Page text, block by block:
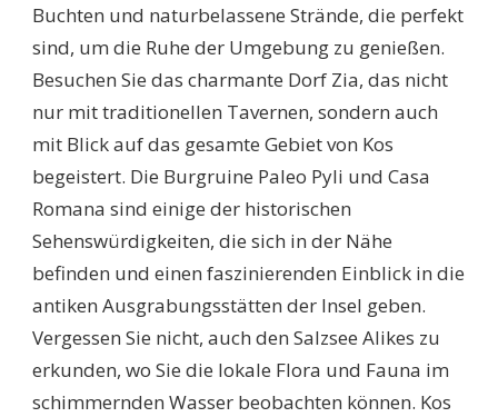
Buchten und naturbelassene Strände, die perfekt
sind, um die Ruhe der Umgebung zu genießen.
Besuchen Sie das charmante Dorf Zia, das nicht
nur mit traditionellen Tavernen, sondern auch
mit Blick auf das gesamte Gebiet von Kos
begeistert. Die Burgruine Paleo Pyli und Casa
Romana sind einige der historischen
Sehenswürdigkeiten, die sich in der Nähe
befinden und einen faszinierenden Einblick in die
antiken Ausgrabungsstätten der Insel geben.
Vergessen Sie nicht, auch den Salzsee Alikes zu
erkunden, wo Sie die lokale Flora und Fauna im
schimmernden Wasser beobachten können. Kos